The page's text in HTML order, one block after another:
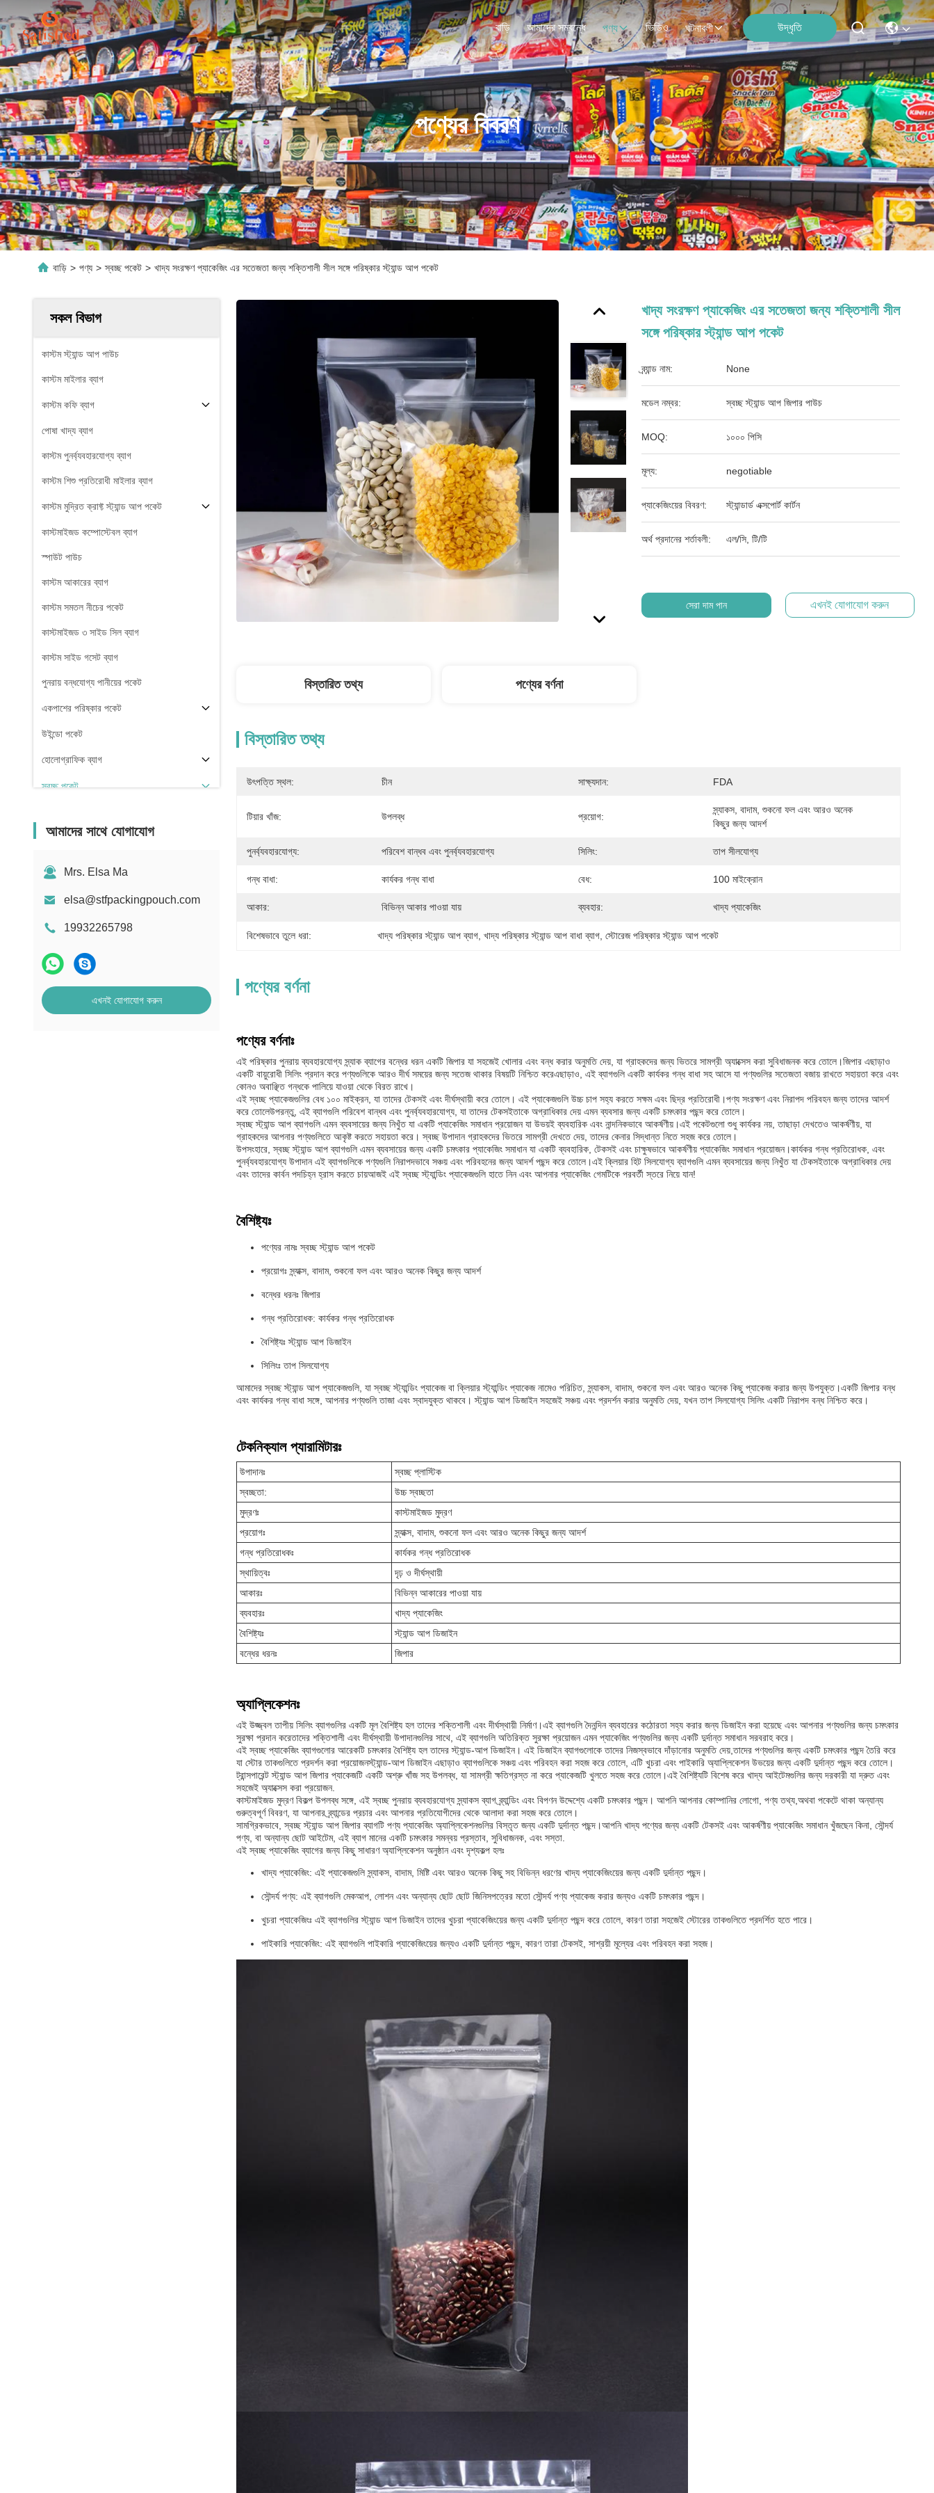
বাড়ি আমাদের সম্বন্ধে পণ্য ভিডিও ঘটনাবলী উদ্ধৃতি
পণ্যের বিবরণ
বাড়ি > পণ্য > স্বচ্ছ পকেট > খাদ্য সংরক্ষণ প্যাকেজিং এর সতেজতা জন্য শক্তিশালী সীল সঙ্গে পরিষ্কার স্ট্যান্ড আপ পকেট
সকল বিভাগ
কাস্টম স্ট্যান্ড আপ পাউচ
কাস্টম মাইলার ব্যাগ
কাস্টম কফি ব্যাগ
পোষা খাদ্য ব্যাগ
কাস্টম পুনর্ব্যবহারযোগ্য ব্যাগ
কাস্টম শিশু প্রতিরোধী মাইলার ব্যাগ
কাস্টম মুদ্রিত ক্রাফ্ট স্ট্যান্ড আপ পকেট
কাস্টমাইজড কম্পোস্টেবল ব্যাগ
স্পাউট পাউচ
কাস্টম আকারের ব্যাগ
কাস্টম সমতল নীচের পকেট
কাস্টমাইজড ৩ সাইড সিল ব্যাগ
কাস্টম সাইড গসেট ব্যাগ
পুনরায় বন্ধযোগ্য পানীয়ের পকেট
একপাশের পরিষ্কার পকেট
উইন্ডো পকেট
হোলোগ্রাফিক ব্যাগ
স্বচ্ছ পকেট
আমাদের সাথে যোগাযোগ
Mrs. Elsa Ma
elsa@stfpackingpouch.com
19932265798
এখনই যোগাযোগ করুন
খাদ্য সংরক্ষণ প্যাকেজিং এর সতেজতা জন্য শক্তিশালী সীল
সঙ্গে পরিষ্কার স্ট্যান্ড আপ পকেট
ব্র্যান্ড নাম: None
মডেল নম্বর: স্বচ্ছ স্ট্যান্ড আপ জিপার পাউচ
MOQ: ১০০০ পিসি
মূল্য: negotiable
প্যাকেজিংয়ের বিবরণ: স্ট্যান্ডার্ড এক্সপোর্ট কার্টন
অর্থ প্রদানের শর্তাবলী: এল/সি, টি/টি
সেরা দাম পান এখনই যোগাযোগ করুন
বিস্তারিত তথ্য পণ্যের বর্ণনা
বিস্তারিত তথ্য
উৎপত্তি স্থল: চীন সাক্ষ্যদান: FDA
টিয়ার খাঁজ: উপলব্ধ প্রয়োগ:
স্ন্যাকস, বাদাম, শুকনো ফল এবং আরও অনেক
কিছুর জন্য আদর্শ
পুনর্ব্যবহারযোগ্য: পরিবেশ বান্ধব এবং পুনর্ব্যবহারযোগ্য সিলিং: তাপ সীলযোগ্য
গন্ধ বাধা: কার্যকর গন্ধ বাধা বেধ: 100 মাইক্রোন
আকার: বিভিন্ন আকার পাওয়া যায় ব্যবহার: খাদ্য প্যাকেজিং
বিশেষভাবে তুলে ধরা: খাদ্য পরিষ্কার স্ট্যান্ড আপ ব্যাগ , খাদ্য পরিষ্কার স্ট্যান্ড আপ বাধা ব্যাগ , স্টোরেজ পরিষ্কার স্ট্যান্ড আপ পকেট
পণ্যের বর্ণনা
পণ্যের বর্ণনাঃ
এই পরিষ্কার পুনরায় ব্যবহারযোগ্য স্ন্যাক ব্যাগের বন্ধের ধরন একটি জিপার যা সহজেই খোলার এবং বন্ধ করার অনুমতি দেয়, যা গ্রাহকদের জন্য ভিতরে সামগ্রী অ্যাক্সেস করা সুবিধাজনক করে তোলে।জিপার এছাড়াও
একটি বায়ুরোধী সিলিং প্রদান করে পণ্যগুলিকে আরও দীর্ঘ সময়ের জন্য সতেজ থাকার বিষয়টি নিশ্চিত করেএছাড়াও, এই ব্যাগগুলি একটি কার্যকর গন্ধ বাধা সহ আসে যা পণ্যগুলির সতেজতা বজায় রাখতে সহায়তা করে এবং
কোনও অবাঞ্ছিত গন্ধকে পালিয়ে যাওয়া থেকে বিরত রাখে।
এই স্বচ্ছ প্যাকেজগুলির বেধ ১০০ মাইক্রন, যা তাদের টেকসই এবং দীর্ঘস্থায়ী করে তোলে। এই প্যাকেজগুলি উচ্চ চাপ সহ্য করতে সক্ষম এবং ছিদ্র প্রতিরোধী।পণ্য সংরক্ষণ এবং নিরাপদ পরিবহন জন্য তাদের আদর্শ
করে তোলেউপরন্তু, এই ব্যাগগুলি পরিবেশ বান্ধব এবং পুনর্ব্যবহারযোগ্য, যা তাদের টেকসইতাকে অগ্রাধিকার দেয় এমন ব্যবসার জন্য একটি চমৎকার পছন্দ করে তোলে।
স্বচ্ছ স্ট্যান্ড আপ ব্যাগগুলি এমন ব্যবসায়ের জন্য নিখুঁত যা একটি প্যাকেজিং সমাধান প্রয়োজন যা উভয়ই ব্যবহারিক এবং নান্দনিকভাবে আকর্ষণীয়।এই পকেটগুলো শুধু কার্যকর নয়, তাছাড়া দেখতেও আকর্ষণীয়, যা
গ্রাহকদের আপনার পণ্যগুলিতে আকৃষ্ট করতে সহায়তা করে। স্বচ্ছ উপাদান গ্রাহকদের ভিতরে সামগ্রী দেখতে দেয়, তাদের কেনার সিদ্ধান্ত নিতে সহজ করে তোলে।
উপসংহারে, স্বচ্ছ স্ট্যান্ড আপ ব্যাগগুলি এমন ব্যবসায়ের জন্য একটি চমৎকার প্যাকেজিং সমাধান যা একটি ব্যবহারিক, টেকসই এবং চাক্ষুষভাবে আকর্ষণীয় প্যাকেজিং সমাধান প্রয়োজন।কার্যকর গন্ধ প্রতিরোধক, এবং
পুনর্ব্যবহারযোগ্য উপাদান এই ব্যাগগুলিকে পণ্যগুলি নিরাপদভাবে সঞ্চয় এবং পরিবহনের জন্য আদর্শ পছন্দ করে তোলে।এই ক্লিয়ার হিট সিলযোগ্য ব্যাগগুলি এমন ব্যবসায়ের জন্য নিখুঁত যা টেকসইতাকে অগ্রাধিকার দেয়
এবং তাদের কার্বন পদচিহ্ন হ্রাস করতে চায়আজই এই স্বচ্ছ স্ট্যান্ডিং প্যাকেজগুলি হাতে নিন এবং আপনার প্যাকেজিং গেমটিকে পরবর্তী স্তরে নিয়ে যান!
বৈশিষ্ট্যঃ
পণ্যের নামঃ স্বচ্ছ স্ট্যান্ড আপ পকেট
প্রয়োগঃ স্ন্যাক্স, বাদাম, শুকনো ফল এবং আরও অনেক কিছুর জন্য আদর্শ
বন্ধের ধরনঃ জিপার
গন্ধ প্রতিরোধক: কার্যকর গন্ধ প্রতিরোধক
বৈশিষ্ট্যঃ স্ট্যান্ড আপ ডিজাইন
সিলিংঃ তাপ সিলযোগ্য
আমাদের স্বচ্ছ স্ট্যান্ড আপ প্যাকেজগুলি, যা স্বচ্ছ স্ট্যান্ডিং প্যাকেজ বা ক্লিয়ার স্ট্যান্ডিং প্যাকেজ নামেও পরিচিত, স্ন্যাকস, বাদাম, শুকনো ফল এবং আরও অনেক কিছু প্যাকেজ করার জন্য উপযুক্ত।একটি জিপার বন্ধ
এবং কার্যকর গন্ধ বাধা সঙ্গে, আপনার পণ্যগুলি তাজা এবং স্বাদযুক্ত থাকবে। স্ট্যান্ড আপ ডিজাইন সহজেই সঞ্চয় এবং প্রদর্শন করার অনুমতি দেয়, যখন তাপ সিলযোগ্য সিলিং একটি নিরাপদ বন্ধ নিশ্চিত করে।
টেকনিক্যাল প্যারামিটারঃ
উপাদানঃ
স্বচ্ছ প্লাস্টিক
স্বচ্ছতা:
উচ্চ স্বচ্ছতা
মুদ্রণঃ
কাস্টমাইজড মুদ্রণ
প্রয়োগঃ
স্ন্যাক্স, বাদাম, শুকনো ফল এবং আরও অনেক কিছুর জন্য আদর্শ
গন্ধ প্রতিরোধকঃ
কার্যকর গন্ধ প্রতিরোধক
স্থায়িত্বঃ
দৃঢ় ও দীর্ঘস্থায়ী
আকারঃ
বিভিন্ন আকারের পাওয়া যায়
ব্যবহারঃ
খাদ্য প্যাকেজিং
বৈশিষ্ট্যঃ
স্ট্যান্ড আপ ডিজাইন
বন্ধের ধরনঃ
জিপার
অ্যাপ্লিকেশনঃ
এই উজ্জ্বল তাপীয় সিলিং ব্যাগগুলির একটি মূল বৈশিষ্ট্য হল তাদের শক্তিশালী এবং দীর্ঘস্থায়ী নির্মাণ।এই ব্যাগগুলি দৈনন্দিন ব্যবহারের কঠোরতা সহ্য করার জন্য ডিজাইন করা হয়েছে এবং আপনার পণ্যগুলির জন্য চমৎকার
সুরক্ষা প্রদান করেতাদের শক্তিশালী এবং দীর্ঘস্থায়ী উপাদানগুলির সাথে, এই ব্যাগগুলি অতিরিক্ত সুরক্ষা প্রয়োজন এমন প্যাকেজিং পণ্যগুলির জন্য একটি দুর্দান্ত সমাধান সরবরাহ করে।
এই স্বচ্ছ প্যাকেজিং ব্যাগগুলোর আরেকটি চমৎকার বৈশিষ্ট্য হল তাদের স্ট্যান্ড-আপ ডিজাইন। এই ডিজাইন ব্যাগগুলোকে তাদের নিজস্বভাবে দাঁড়ানোর অনুমতি দেয়,তাদের পণ্যগুলির জন্য একটি চমৎকার পছন্দ তৈরি করে
যা স্টোর তাকগুলিতে প্রদর্শন করা প্রয়োজনস্ট্যান্ড-আপ ডিজাইন এছাড়াও ব্যাগগুলিকে সঞ্চয় এবং পরিবহন করা সহজ করে তোলে, এটি খুচরা এবং পাইকারি অ্যাপ্লিকেশন উভয়ের জন্য একটি দুর্দান্ত পছন্দ করে তোলে।
ট্রান্সপারেন্ট স্ট্যান্ড আপ জিপার প্যাকেজটি একটি অশ্রু খাঁজ সহ উপলব্ধ, যা সামগ্রী ক্ষতিগ্রস্ত না করে প্যাকেজটি খুলতে সহজ করে তোলে।এই বৈশিষ্ট্যটি বিশেষ করে খাদ্য আইটেমগুলির জন্য দরকারী যা দ্রুত এবং
সহজেই অ্যাক্সেস করা প্রয়োজন.
কাস্টমাইজড মুদ্রণ বিকল্প উপলব্ধ সঙ্গে, এই স্বচ্ছ পুনরায় ব্যবহারযোগ্য স্ন্যাকস ব্যাগ ব্র্যান্ডিং এবং বিপণন উদ্দেশ্যে একটি চমৎকার পছন্দ। আপনি আপনার কোম্পানির লোগো, পণ্য তথ্য,অথবা পকেটে থাকা অন্যান্য
গুরুত্বপূর্ণ বিবরণ, যা আপনার ব্র্যান্ডের প্রচার এবং আপনার প্রতিযোগীদের থেকে আলাদা করা সহজ করে তোলে।
সামগ্রিকভাবে, স্বচ্ছ স্ট্যান্ড আপ জিপার ব্যাগটি পণ্য প্যাকেজিং অ্যাপ্লিকেশনগুলির বিস্তৃত জন্য একটি দুর্দান্ত পছন্দ।আপনি খাদ্য পণ্যের জন্য একটি টেকসই এবং আকর্ষণীয় প্যাকেজিং সমাধান খুঁজছেন কিনা, সৌন্দর্য
পণ্য, বা অন্যান্য ছোট আইটেম, এই ব্যাগ মানের একটি চমৎকার সমন্বয় প্রস্তাব, সুবিধাজনক, এবং সস্তা.
এই স্বচ্ছ প্যাকেজিং ব্যাগের জন্য কিছু সাধারণ অ্যাপ্লিকেশন অনুষ্ঠান এবং দৃশ্যকল্প হলঃ
খাদ্য প্যাকেজিং: এই প্যাকেজগুলি স্ন্যাকস, বাদাম, মিষ্টি এবং আরও অনেক কিছু সহ বিভিন্ন ধরণের খাদ্য প্যাকেজিংয়ের জন্য একটি দুর্দান্ত পছন্দ।
সৌন্দর্য পণ্য: এই ব্যাগগুলি মেকআপ, লোশন এবং অন্যান্য ছোট ছোট জিনিসপত্রের মতো সৌন্দর্য পণ্য প্যাকেজ করার জন্যও একটি চমৎকার পছন্দ।
খুচরা প্যাকেজিংঃ এই ব্যাগগুলির স্ট্যান্ড আপ ডিজাইন তাদের খুচরা প্যাকেজিংয়ের জন্য একটি দুর্দান্ত পছন্দ করে তোলে, কারণ তারা সহজেই স্টোরের তাকগুলিতে প্রদর্শিত হতে পারে।
পাইকারি প্যাকেজিং: এই ব্যাগগুলি পাইকারি প্যাকেজিংয়ের জন্যও একটি দুর্দান্ত পছন্দ, কারণ তারা টেকসই, সাশ্রয়ী মূল্যের এবং পরিবহন করা সহজ।